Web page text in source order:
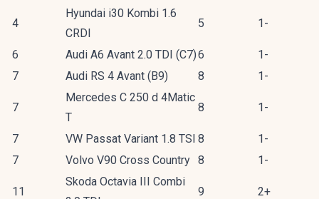
4
Hyundai i30 Kombi 1.6
CRDI
5 1-
6 Audi A6 Avant 2.0 TDI (C7)6
1-
7
Audi RS 4 Avant (B9) 8 1-
7
Mercedes C 250 d 4Matic
T
8 1-
7 VW Passat Variant 1.8 TSI 8
1-
7
Volvo V90 Cross Country 8 1-
11
Skoda Octavia III Combi
9 2+